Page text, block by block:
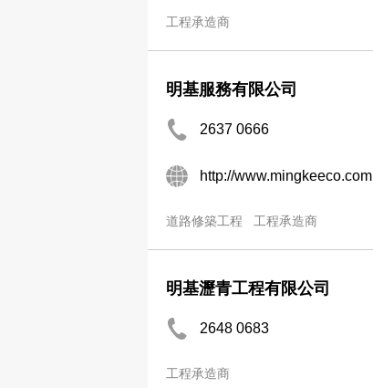
工程承造商
明基服務有限公司
2637 0666
http://www.mingkeeco.com
道路修築工程 工程承造商
明基瀝青工程有限公司
2648 0683
工程承造商